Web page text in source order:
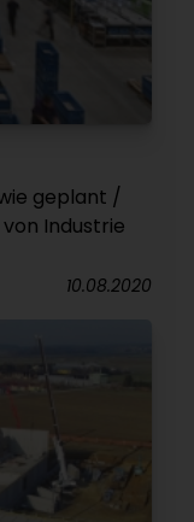
geplant /
Industrie
10.08.2020